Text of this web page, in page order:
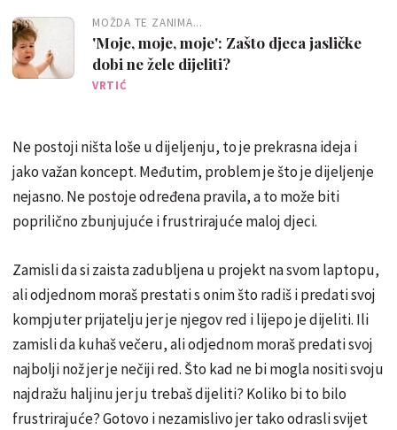
MOŽDA TE ZANIMA...
'Moje, moje, moje': Zašto djeca jasličke
dobi ne žele dijeliti?
VRTIĆ
Ne postoji ništa loše u dijeljenju, to je prekrasna ideja i
jako važan koncept. Međutim, problem je što je dijeljenje
nejasno. Ne postoje određena pravila, a to može biti
poprilično zbunjujuće i frustrirajuće maloj djeci.
Zamisli da si zaista zadubljena u projekt na svom laptopu,
ali odjednom moraš prestati s onim što radiš i predati svoj
kompjuter prijatelju jer je njegov red i lijepo je dijeliti. Ili
zamisli da kuhaš večeru, ali odjednom moraš predati svoj
najbolji nož jer je nečiji red. Što kad ne bi mogla nositi svoju
najdražu haljinu jer ju trebaš dijeliti? Koliko bi to bilo
frustrirajuće? Gotovo i nezamislivo jer tako odrasli svijet